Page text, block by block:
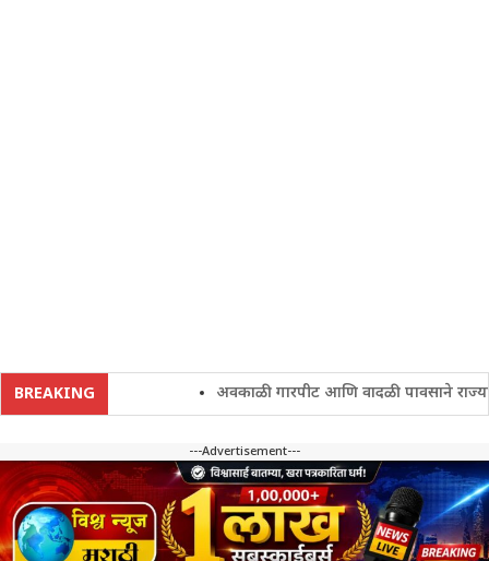
BREAKING अवकाळी गारपीट आणि वादळी पावसाने
---Advertisement---